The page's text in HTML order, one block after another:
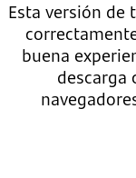
Esta versión de
buena
descarga